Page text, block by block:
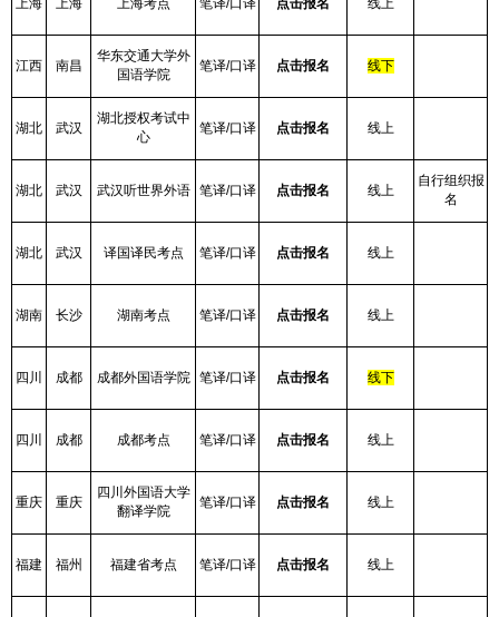
上海 上海 上海考点 笔译/口译 点击报名 线上
江西 南昌
华东交通大学外
国语学院
笔译/口译 点击报名 线下
湖北 武汉
湖北授权考试中
心
笔译/口译 点击报名 线上
湖北 武汉 武汉听世界外语 笔译/口译 点击报名 线上
自行组织报
名
湖北 武汉 译国译民考点 笔译/口译 点击报名 线上
湖南 长沙 湖南考点 笔译/口译 点击报名 线上
四川 成都 成都外国语学院 笔译/口译 点击报名 线下
四川 成都 成都考点 笔译/口译 点击报名 线上
重庆 重庆
四川外国语大学
翻译学院
笔译/口译 点击报名 线上
福建 福州 福建省考点 笔译/口译 点击报名 线上